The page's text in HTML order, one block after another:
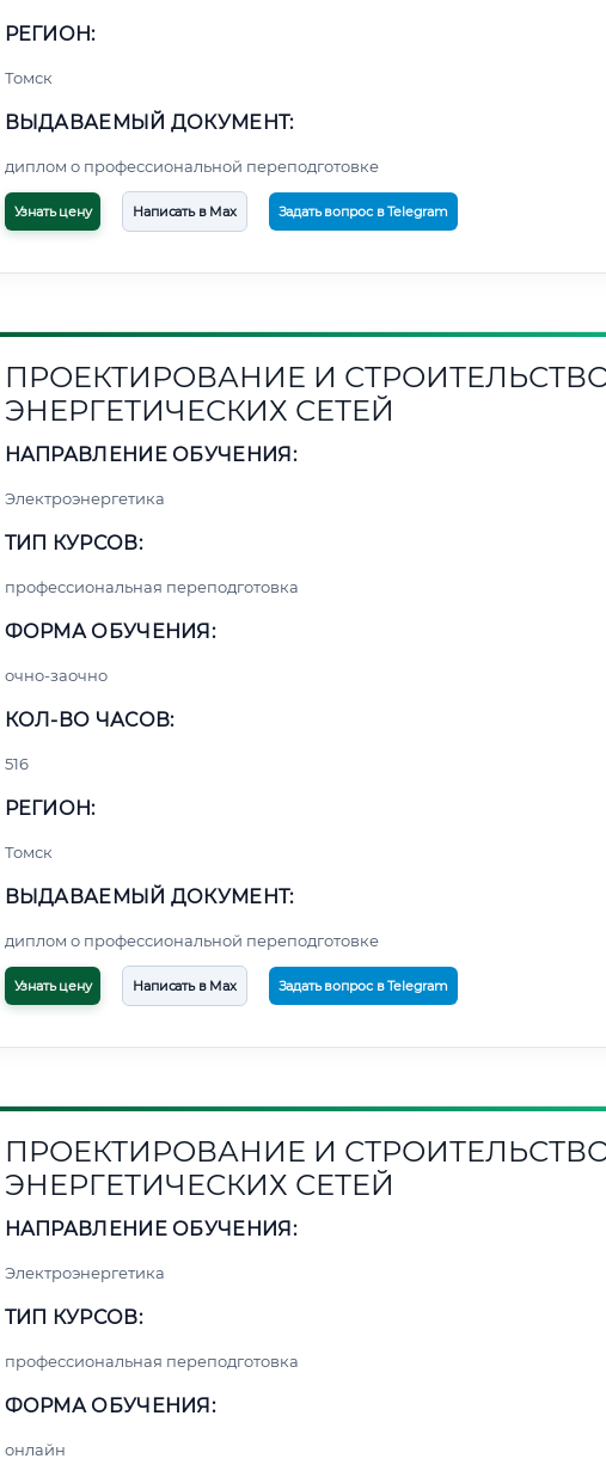
РЕГИОН:
Томск
ВЫДАВАЕМЫЙ ДОКУМЕНТ:
диплом о профессиональной переподготовке
Узнать цену Написать в Max Задать вопрос в Telegram
ПРОЕКТИРОВАНИЕ И
ЭНЕРГЕТИЧЕСКИХ СЕТЕЙ
НАПРАВЛЕНИЕ ОБУЧЕНИЯ:
Электроэнергетика
ТИП КУРСОВ:
профессиональная переподготовка
ФОРМА ОБУЧЕНИЯ:
очно-заочно
КОЛ-ВО ЧАСОВ:
516
РЕГИОН:
Томск
ВЫДАВАЕМЫЙ ДОКУМЕНТ:
диплом о профессиональной переподготовке
Узнать цену Написать в Max Задать вопрос в Telegram
ПРОЕКТИРОВАНИЕ И
ЭНЕРГЕТИЧЕСКИХ СЕТЕЙ
НАПРАВЛЕНИЕ ОБУЧЕНИЯ:
Электроэнергетика
ТИП КУРСОВ:
профессиональная переподготовка
ФОРМА ОБУЧЕНИЯ:
онлайн